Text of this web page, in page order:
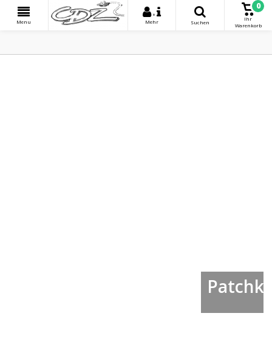
Menu
+
Mehr
Suchen
0
Ihr
Warenkorb